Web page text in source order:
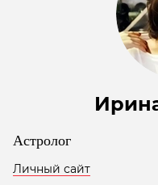
Астролог
Личный сайт